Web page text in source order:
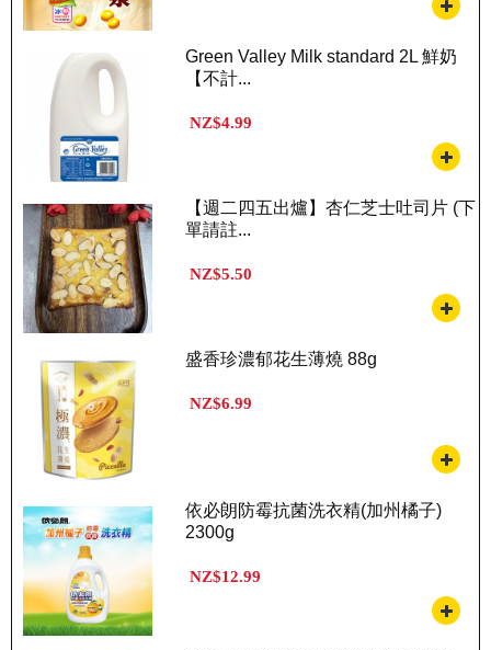
Green Valley Milk standard 2L 鮮奶
【不計...
NZ$4.99
【週二四五出爐】杏仁芝士吐司片 (下
單請註...
NZ$5.50
盛香珍濃郁花生薄燒 88g
NZ$6.99
依必朗防霉抗菌洗衣精(加州橘子)
2300g
NZ$12.99